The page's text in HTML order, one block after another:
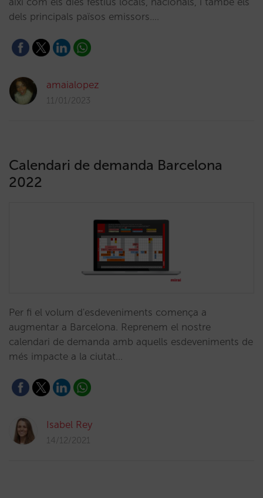
dels principals països emissors.…
amaialopez
11/01/2023
Calendari de demanda Barcelona
2022
Per fi el volum d'esdeveniments comença a
augmentar a Barcelona. Reprenem el nostre
calendari de demanda amb aquells esdeveniments de
més impacte a la ciutat…
Isabel Rey
14/12/2021